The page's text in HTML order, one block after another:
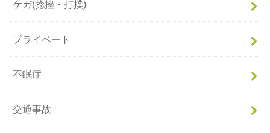
ケガ(捻挫・打撲)
プライベート
不眠症
交通事故